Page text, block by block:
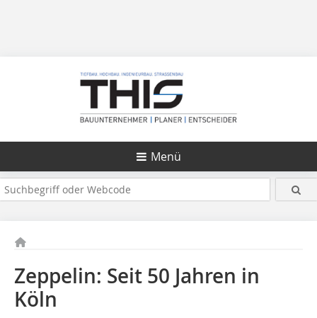
Menü
Zeppelin: Seit 50 Jahren in
Köln